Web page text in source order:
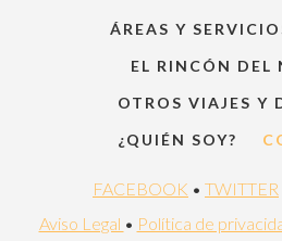
ÁREAS Y
EL RINCÓN DEL
OTROS VIAJES Y
¿QUIÉN SOY?
FACEBOOK • TWITTER
Aviso Legal • Política de